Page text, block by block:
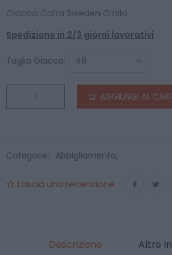
Giacca Cofra Sweden Giallo
Spedizione in 2/3 giorni lavorativi
Taglia Giacca:
AGGIUNGI AL
Categorie: Abbigliamento,
Lascia una recensione -
Descrizione
Altre